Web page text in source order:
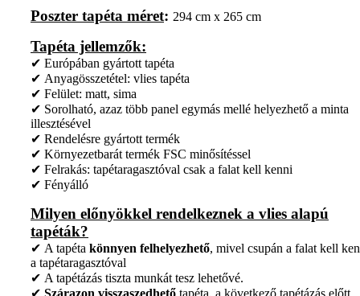
Poszter tapéta méret: 294 cm x 265 cm
Tapéta jellemzők:
✔ Európában gyártott tapéta
✔ Anyagösszetétel: vlies tapéta
✔ Felület: matt, sima
✔ Sorolható, azaz több panel egymás mellé helyezhető a minta
illesztésével
✔ Rendelésre gyártott termék
✔ Környezetbarát termék FSC minősítéssel
✔ Felrakás: tapétaragasztóval csak a falat kell kenni
✔ Fényálló
Milyen előnyökkel rendelkeznek a vlies alapú
tapéták?
✔ A tapéta könnyen felhelyezhető, mivel csupán a falat kell
a tapétaragasztóval
✔ A tapétázás tiszta munkát tesz lehetővé.